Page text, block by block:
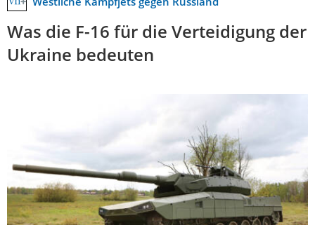
Was die F-16 für die Verteidigung der
Ukraine bedeuten